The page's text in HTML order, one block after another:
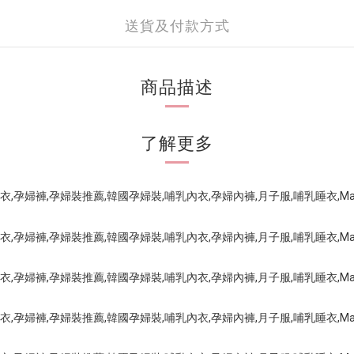
送貨及付款方式
商品描述
了解更多